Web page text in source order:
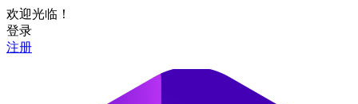
欢迎光临！
登录
注册